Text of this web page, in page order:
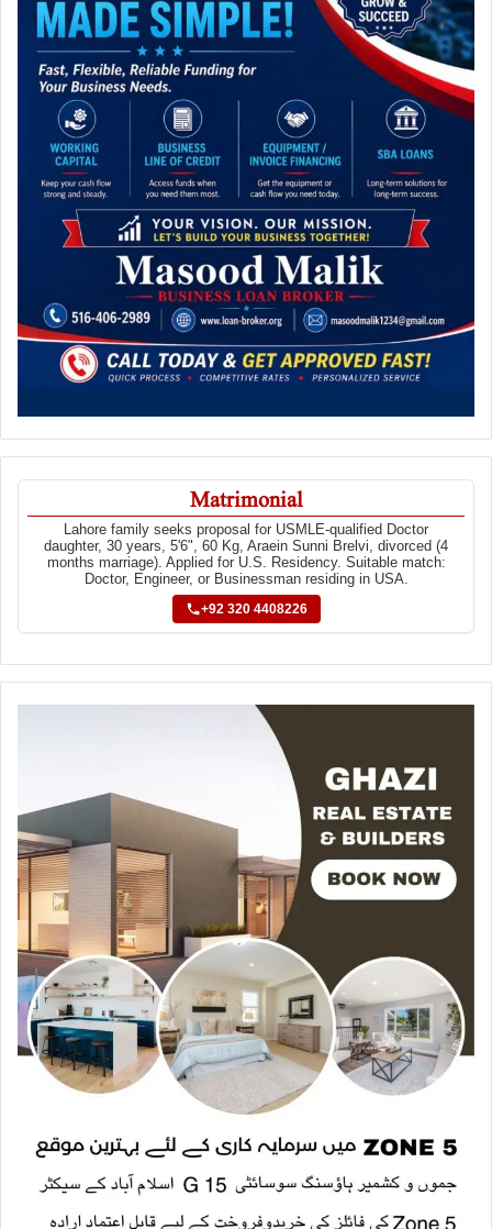
Matrimonial
Lahore family seeks proposal for USMLE-qualified Doctor
daughter, 30 years, 5'6", 60 Kg, Araein Sunni Brelvi, divorced (4
months marriage). Applied for U.S. Residency. Suitable match:
Doctor, Engineer, or Businessman residing in USA.
+92 320 4408226